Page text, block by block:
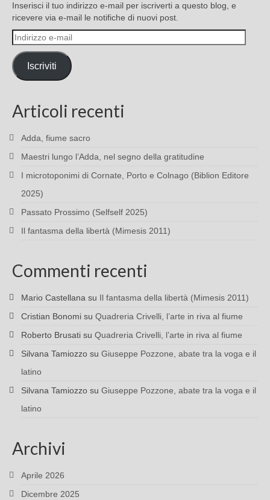
Inserisci il tuo indirizzo e-mail per iscriverti a questo blog, e
ricevere via e-mail le notifiche di nuovi post.
Indirizzo
e-
mail
Iscriviti
Articoli recenti
Adda, fiume sacro
Maestri lungo l’Adda, nel segno della gratitudine
I microtoponimi di Cornate, Porto e Colnago (Biblion Editore
2025)
Passato Prossimo (Selfself 2025)
Il fantasma della libertà (Mimesis 2011)
Commenti recenti
Mario Castellana su Il fantasma della libertà (Mimesis 2011)
Cristian Bonomi su Quadreria Crivelli, l’arte in riva al fiume
Roberto Brusati su Quadreria Crivelli, l’arte in riva al fiume
Silvana Tamiozzo su Giuseppe Pozzone, abate tra la voga e il
latino
Silvana Tamiozzo su Giuseppe Pozzone, abate tra la voga e il
latino
Archivi
Aprile 2026
Dicembre 2025